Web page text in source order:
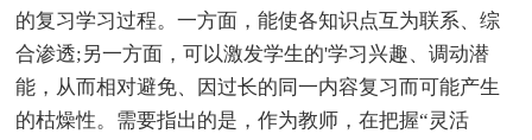
的复习学习过程。一方面，能使各知识点互为联系、综
合渗透;另一方面，可以激发学生的'学习兴趣、调动潜
能，从而相对避免、因过长的同一内容复习而可能产生
的枯燥性。需要指出的是，作为教师，在把握“灵活